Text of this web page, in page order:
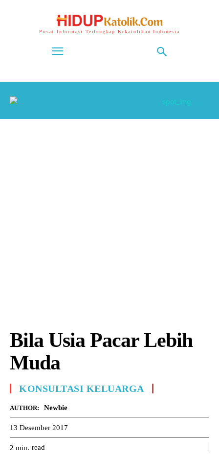
Pusat Informasi Terlengkap Kekatolikan Indonesia
Bila Usia Pacar Lebih
Muda
KONSULTASI KELUARGA
AUTHOR: Newbie
13 Desember 2017
2 min. read